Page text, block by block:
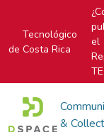
Tecnológico
de Costa Rica
el
&